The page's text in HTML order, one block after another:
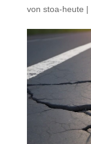
von stoa-heute |